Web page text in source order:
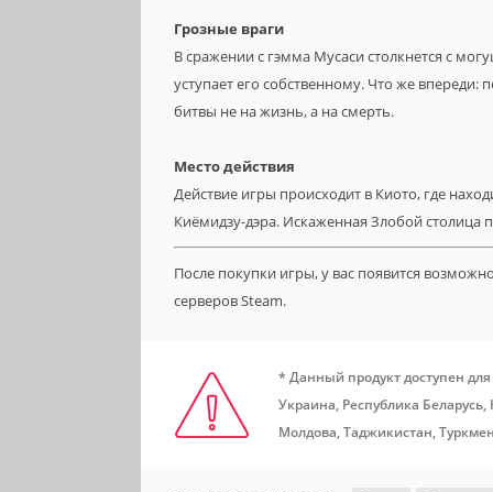
Грозные враги
В сражении с гэмма Мусаси столкнется с
уступает его собственному. Что же
битвы не на жизнь, а на смерть.
Место действия
Действие игры происходит в Киото, где
Киёмидзу-дэра. Искаженная Злобой столица
После покупки игры, у вас появится
серверов Steam.
* Данный продукт доступен
Украина, Республика
Молдова, Таджикистан,